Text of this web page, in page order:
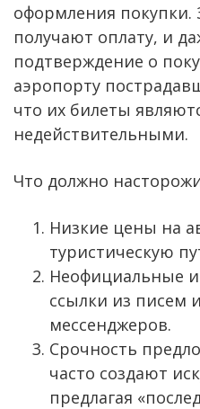
оформления
получают оплату, и
подтверждение о
аэропорту
что их билеты
недействительными.
Что должно
Низкие цены на
туристическую
Неофициальные
ссылки из писем
мессенджеров.
Срочность
часто создают
предлагая